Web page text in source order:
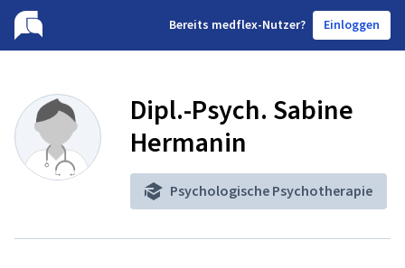
Bereits medflex-Nutzer? Einloggen
Dipl.-Psych. Sabine
Hermanin
Psychologische Psychotherapie